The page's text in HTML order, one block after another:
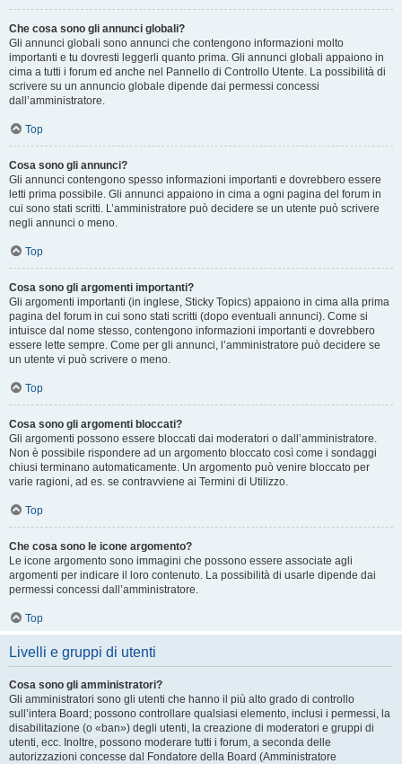
Che cosa sono gli annunci globali?
Gli annunci globali sono annunci che contengono informazioni molto
importanti e tu dovresti leggerli quanto prima. Gli annunci globali appaiono in
cima a tutti i forum ed anche nel Pannello di Controllo Utente. La possibilità di
scrivere su un annuncio globale dipende dai permessi concessi
dall’amministratore.
Top
Cosa sono gli annunci?
Gli annunci contengono spesso informazioni importanti e dovrebbero essere
letti prima possibile. Gli annunci appaiono in cima a ogni pagina del forum in
cui sono stati scritti. L’amministratore può decidere se un utente può scrivere
negli annunci o meno.
Top
Cosa sono gli argomenti importanti?
Gli argomenti importanti (in inglese, Sticky Topics) appaiono in cima alla prima
pagina del forum in cui sono stati scritti (dopo eventuali annunci). Come si
intuisce dal nome stesso, contengono informazioni importanti e dovrebbero
essere lette sempre. Come per gli annunci, l’amministratore può decidere se
un utente vi può scrivere o meno.
Top
Cosa sono gli argomenti bloccati?
Gli argomenti possono essere bloccati dai moderatori o dall’amministratore.
Non è possibile rispondere ad un argomento bloccato così come i sondaggi
chiusi terminano automaticamente. Un argomento può venire bloccato per
varie ragioni, ad es. se contravviene ai Termini di Utilizzo.
Top
Che cosa sono le icone argomento?
Le icone argomento sono immagini che possono essere associate agli
argomenti per indicare il loro contenuto. La possibilità di usarle dipende dai
permessi concessi dall’amministratore.
Top
Livelli e gruppi di utenti
Cosa sono gli amministratori?
Gli amministratori sono gli utenti che hanno il più alto grado di controllo
sull’intera Board; possono controllare qualsiasi elemento, inclusi i permessi, la
disabilitazione (o «ban») degli utenti, la creazione di moderatori e gruppi di
utenti, ecc. Inoltre, possono moderare tutti i forum, a seconda delle
autorizzazioni concesse dal Fondatore della Board (Amministratore